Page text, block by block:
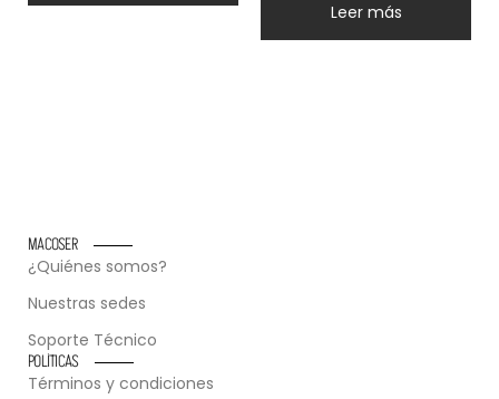
Leer más
MACOSER
¿Quiénes somos?
Nuestras sedes
Soporte Técnico
POLÍTICAS
Términos y condiciones